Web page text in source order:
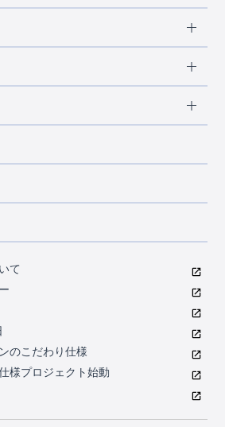
は地震につよい<建物編>
断熱性能
に自信
ト
付き
ばれるブルーミングガーデン
伝わる暮らしやすさへのこだわり
て
のこだわり仕様
様プロジェクト始動